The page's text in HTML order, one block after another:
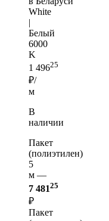
White
|
Белый
6000
K
1 49625
₽/
м
В
наличии
Пакет
(полиэтилен)
5
м —
7 48125
₽
Пакет